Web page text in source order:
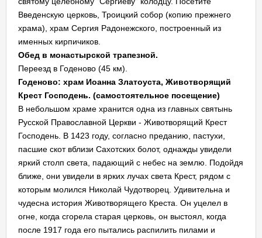
Введенскую церковь, Троицкий собор (копию прежнего
храма), храм Сергия Радонежского, построенный из
именных кирпичиков.
Обед в монастырской трапезной.
Переезд в Годеново (45 км).
Годеново: храм Иоанна Златоуста, Животворящий
Крест Господень. (самостоятельное посещение)
В небольшом храме хранится одна из главных святынь
Русской Православной Церкви - Животворящий Крест
Господень. В 1423 году, согласно преданию, пастухи,
пасшие скот вблизи Сахотских болот, однажды увидели
яркий столп света, падающий с небес на землю. Подойдя
ближе, они увидели в ярких лучах света Крест, рядом с
которым молился Николай Чудотворец. Удивительна и
чудесна история Животворящего Креста. Он уцелел в
огне, когда сгорела старая церковь, он выстоял, когда
после 1917 года его пытались распилить пилами и